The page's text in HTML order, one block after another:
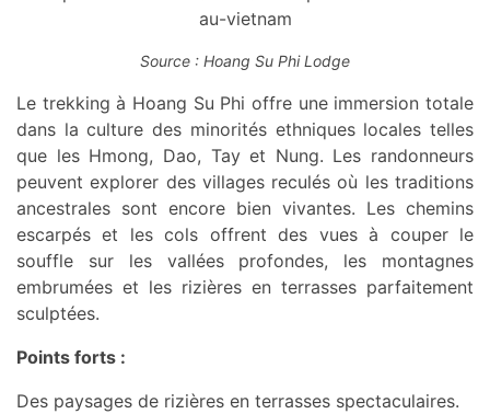
Source : Hoang Su Phi Lodge
Le trekking à Hoang Su Phi offre une immersion totale
dans la culture des minorités ethniques locales telles
que les Hmong, Dao, Tay et Nung. Les randonneurs
peuvent explorer des villages reculés où les traditions
ancestrales sont encore bien vivantes. Les chemins
escarpés et les cols offrent des vues à couper le
souffle sur les vallées profondes, les montagnes
embrumées et les rizières en terrasses parfaitement
sculptées.
Points forts :
Des paysages de rizières en terrasses spectaculaires.